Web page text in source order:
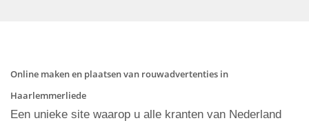
Online maken en plaatsen van rouwadvertenties in
Haarlemmerliede
Een unieke site waarop u alle kranten van Nederland